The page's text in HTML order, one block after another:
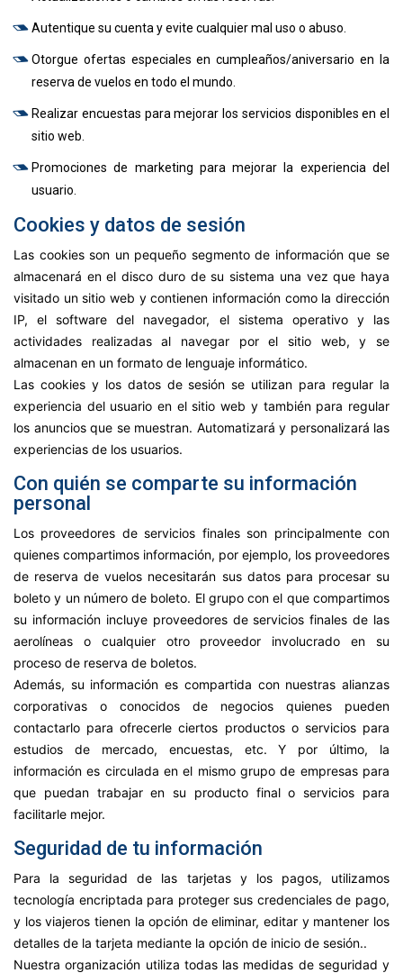
Autentique su cuenta y evite cualquier mal uso o abuso.
Otorgue ofertas especiales en cumpleaños/aniversario en la
reserva de vuelos en todo el mundo.
Realizar encuestas para mejorar los servicios disponibles en el
sitio web.
Promociones de marketing para mejorar la experiencia del
usuario.
Cookies y datos de sesión
Las cookies son un pequeño segmento de información que se
almacenará en el disco duro de su sistema una vez que haya
visitado un sitio web y contienen información como la dirección
IP, el software del navegador, el sistema operativo y las
actividades realizadas al navegar por el sitio web, y se
almacenan en un formato de lenguaje informático.
Las cookies y los datos de sesión se utilizan para regular la
experiencia del usuario en el sitio web y también para regular
los anuncios que se muestran. Automatizará y personalizará las
experiencias de los usuarios.
Con quién se comparte su información
personal
Los proveedores de servicios finales son principalmente con
quienes compartimos información, por ejemplo, los proveedores
de reserva de vuelos necesitarán sus datos para procesar su
boleto y un número de boleto. El grupo con el que compartimos
su información incluye proveedores de servicios finales de las
aerolíneas o cualquier otro proveedor involucrado en su
proceso de reserva de boletos.
Además, su información es compartida con nuestras alianzas
corporativas o conocidos de negocios quienes pueden
contactarlo para ofrecerle ciertos productos o servicios para
estudios de mercado, encuestas, etc. Y por último, la
información es circulada en el mismo grupo de empresas para
que puedan trabajar en su producto final o servicios para
facilitarle mejor.
Seguridad de tu información
Para la seguridad de las tarjetas y los pagos, utilizamos
tecnología encriptada para proteger sus credenciales de pago,
y los viajeros tienen la opción de eliminar, editar y mantener los
detalles de la tarjeta mediante la opción de inicio de sesión..
Nuestra organización utiliza todas las medidas de seguridad y